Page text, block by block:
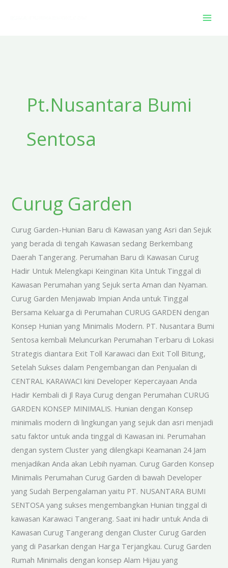
Pt.Nusantara Bumi
Sentosa
Curug Garden
Curug Garden-Hunian Baru di Kawasan yang Asri dan Sejuk
yang berada di tengah Kawasan sedang Berkembang
Daerah Tangerang. Perumahan Baru di Kawasan Curug
Hadir Untuk Melengkapi Keinginan Kita Untuk Tinggal di
Kawasan Perumahan yang Sejuk serta Aman dan Nyaman.
Curug Garden Menjawab Impian Anda untuk Tinggal
Bersama Keluarga di Perumahan CURUG GARDEN dengan
Konsep Hunian yang Minimalis Modern. PT. Nusantara Bumi
Sentosa kembali Meluncurkan Perumahan Terbaru di Lokasi
Strategis diantara Exit Toll Karawaci dan Exit Toll Bitung,
Setelah Sukses dalam Pengembangan dan Penjualan di
CENTRAL KARAWACI kini Developer Kepercayaan Anda
Hadir Kembali di Jl Raya Curug dengan Perumahan CURUG
GARDEN KONSEP MINIMALIS. Hunian dengan Konsep
minimalis modern di lingkungan yang sejuk dan asri menjadi
satu faktor untuk anda tinggal di Kawasan ini. Perumahan
dengan system Cluster yang dilengkapi Keamanan 24 Jam
menjadikan Anda akan Lebih nyaman. Curug Garden Konsep
Minimalis Perumahan Curug Garden di bawah Developer
yang Sudah Berpengalaman yaitu PT. NUSANTARA BUMI
SENTOSA yang sukses mengembangkan Hunian tinggal di
kawasan Karawaci Tangerang. Saat ini hadir untuk Anda di
Kawasan Curug Tangerang dengan Cluster Curug Garden
yang di Pasarkan dengan Harga Terjangkau. Curug Garden
Rumah Minimalis dengan konsep Alam Hijau yang
Curug
Garden